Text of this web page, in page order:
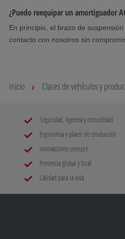
¿Puedo reequipar un amortiguador
En principio, el brazo de
contacto con nosotros sin
Inicio Clases de vehículos y
Seguridad, ligereza y comodidad
Ergonomía y placer de conducción
Innovaciones siempre
Presencia global y local
Calidad para la vida